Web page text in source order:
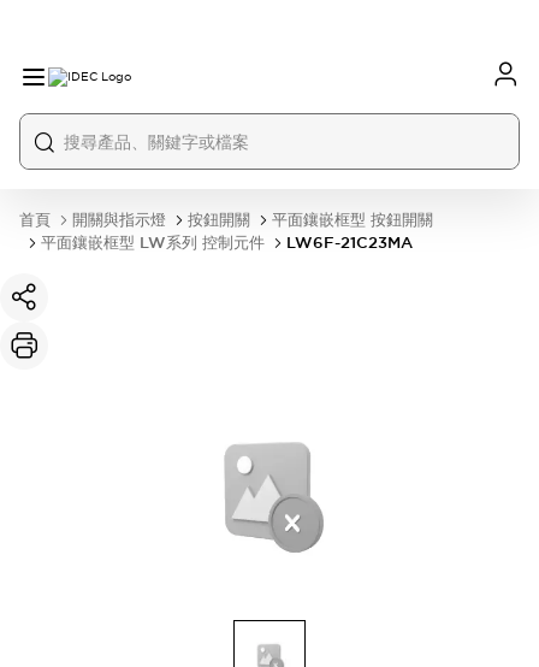
首頁 開關與指示燈 按鈕開關
平面鑲嵌框型 按鈕開關
平面鑲嵌框型 LW系列 控制元件
LW6F-21C23MA